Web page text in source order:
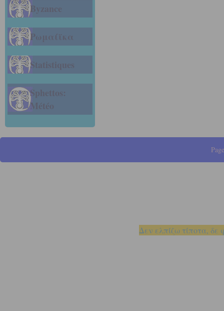
Byzance
Ρωμαίϊκα
Statistiques
Sphettos:
Météo
Δεν ελπίζω τίποτα, δε